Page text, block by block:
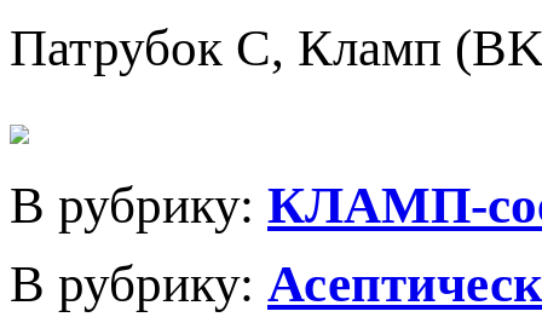
Патрубок С, Кламп
В рубрику: КЛАМП-
В рубрику: